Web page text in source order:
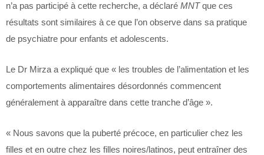
n’a pas participé à cette recherche, a déclaré MNTque ces
résultats sont similaires à ce que l’on observe dans sa pratique
de psychiatre pour enfants et adolescents.
Le Dr Mirza a expliqué que « les troubles de l’alimentation et les
comportements alimentaires désordonnés commencent
généralement à apparaître dans cette tranche d’âge ».
« Nous savons que la puberté précoce, en particulier chez les
filles et en outre chez les filles noires/latinos, peut entraîner des